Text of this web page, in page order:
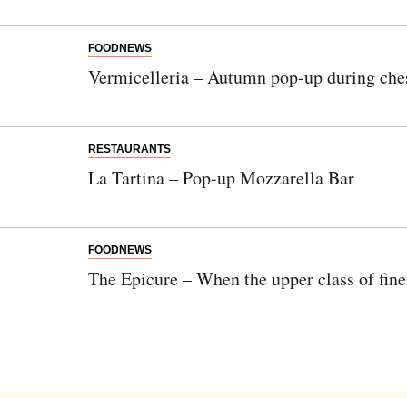
FOODNEWS
Vermicelleria – Autumn pop-up during
RESTAURANTS
La Tartina – Pop-up Mozzarella Bar
FOODNEWS
The Epicure – When the upper class of
Note:Our newsletter is only available in
German.
Bitte schicken Sie mir bis zum Widerruf meiner
Einwilligung den Newsletter mit Informationen zu
neuen Beiträgen. Die Datenschutzerklärunghabe ich
SENDEN